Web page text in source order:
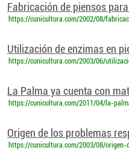
Fabricación de piensos para
https://cunicultura.com/2002/08/
Utilización de enzimas en
https://cunicultura.com/2003/06/
La Palma ya cuenta con
https://cunicultura.com/2011/04/la-
Origen de los problemas
https://cunicultura.com/2003/08/